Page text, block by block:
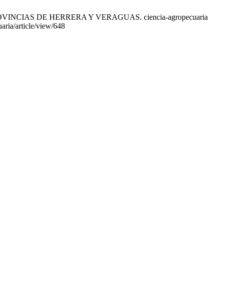
DE HERRERA Y VERAGUAS. ciencia-agropecuaria
article/view/648